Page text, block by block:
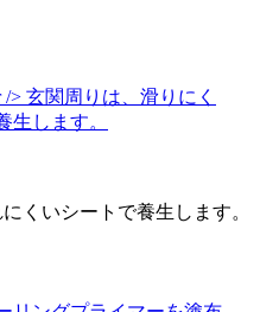
くいシートで養生します。